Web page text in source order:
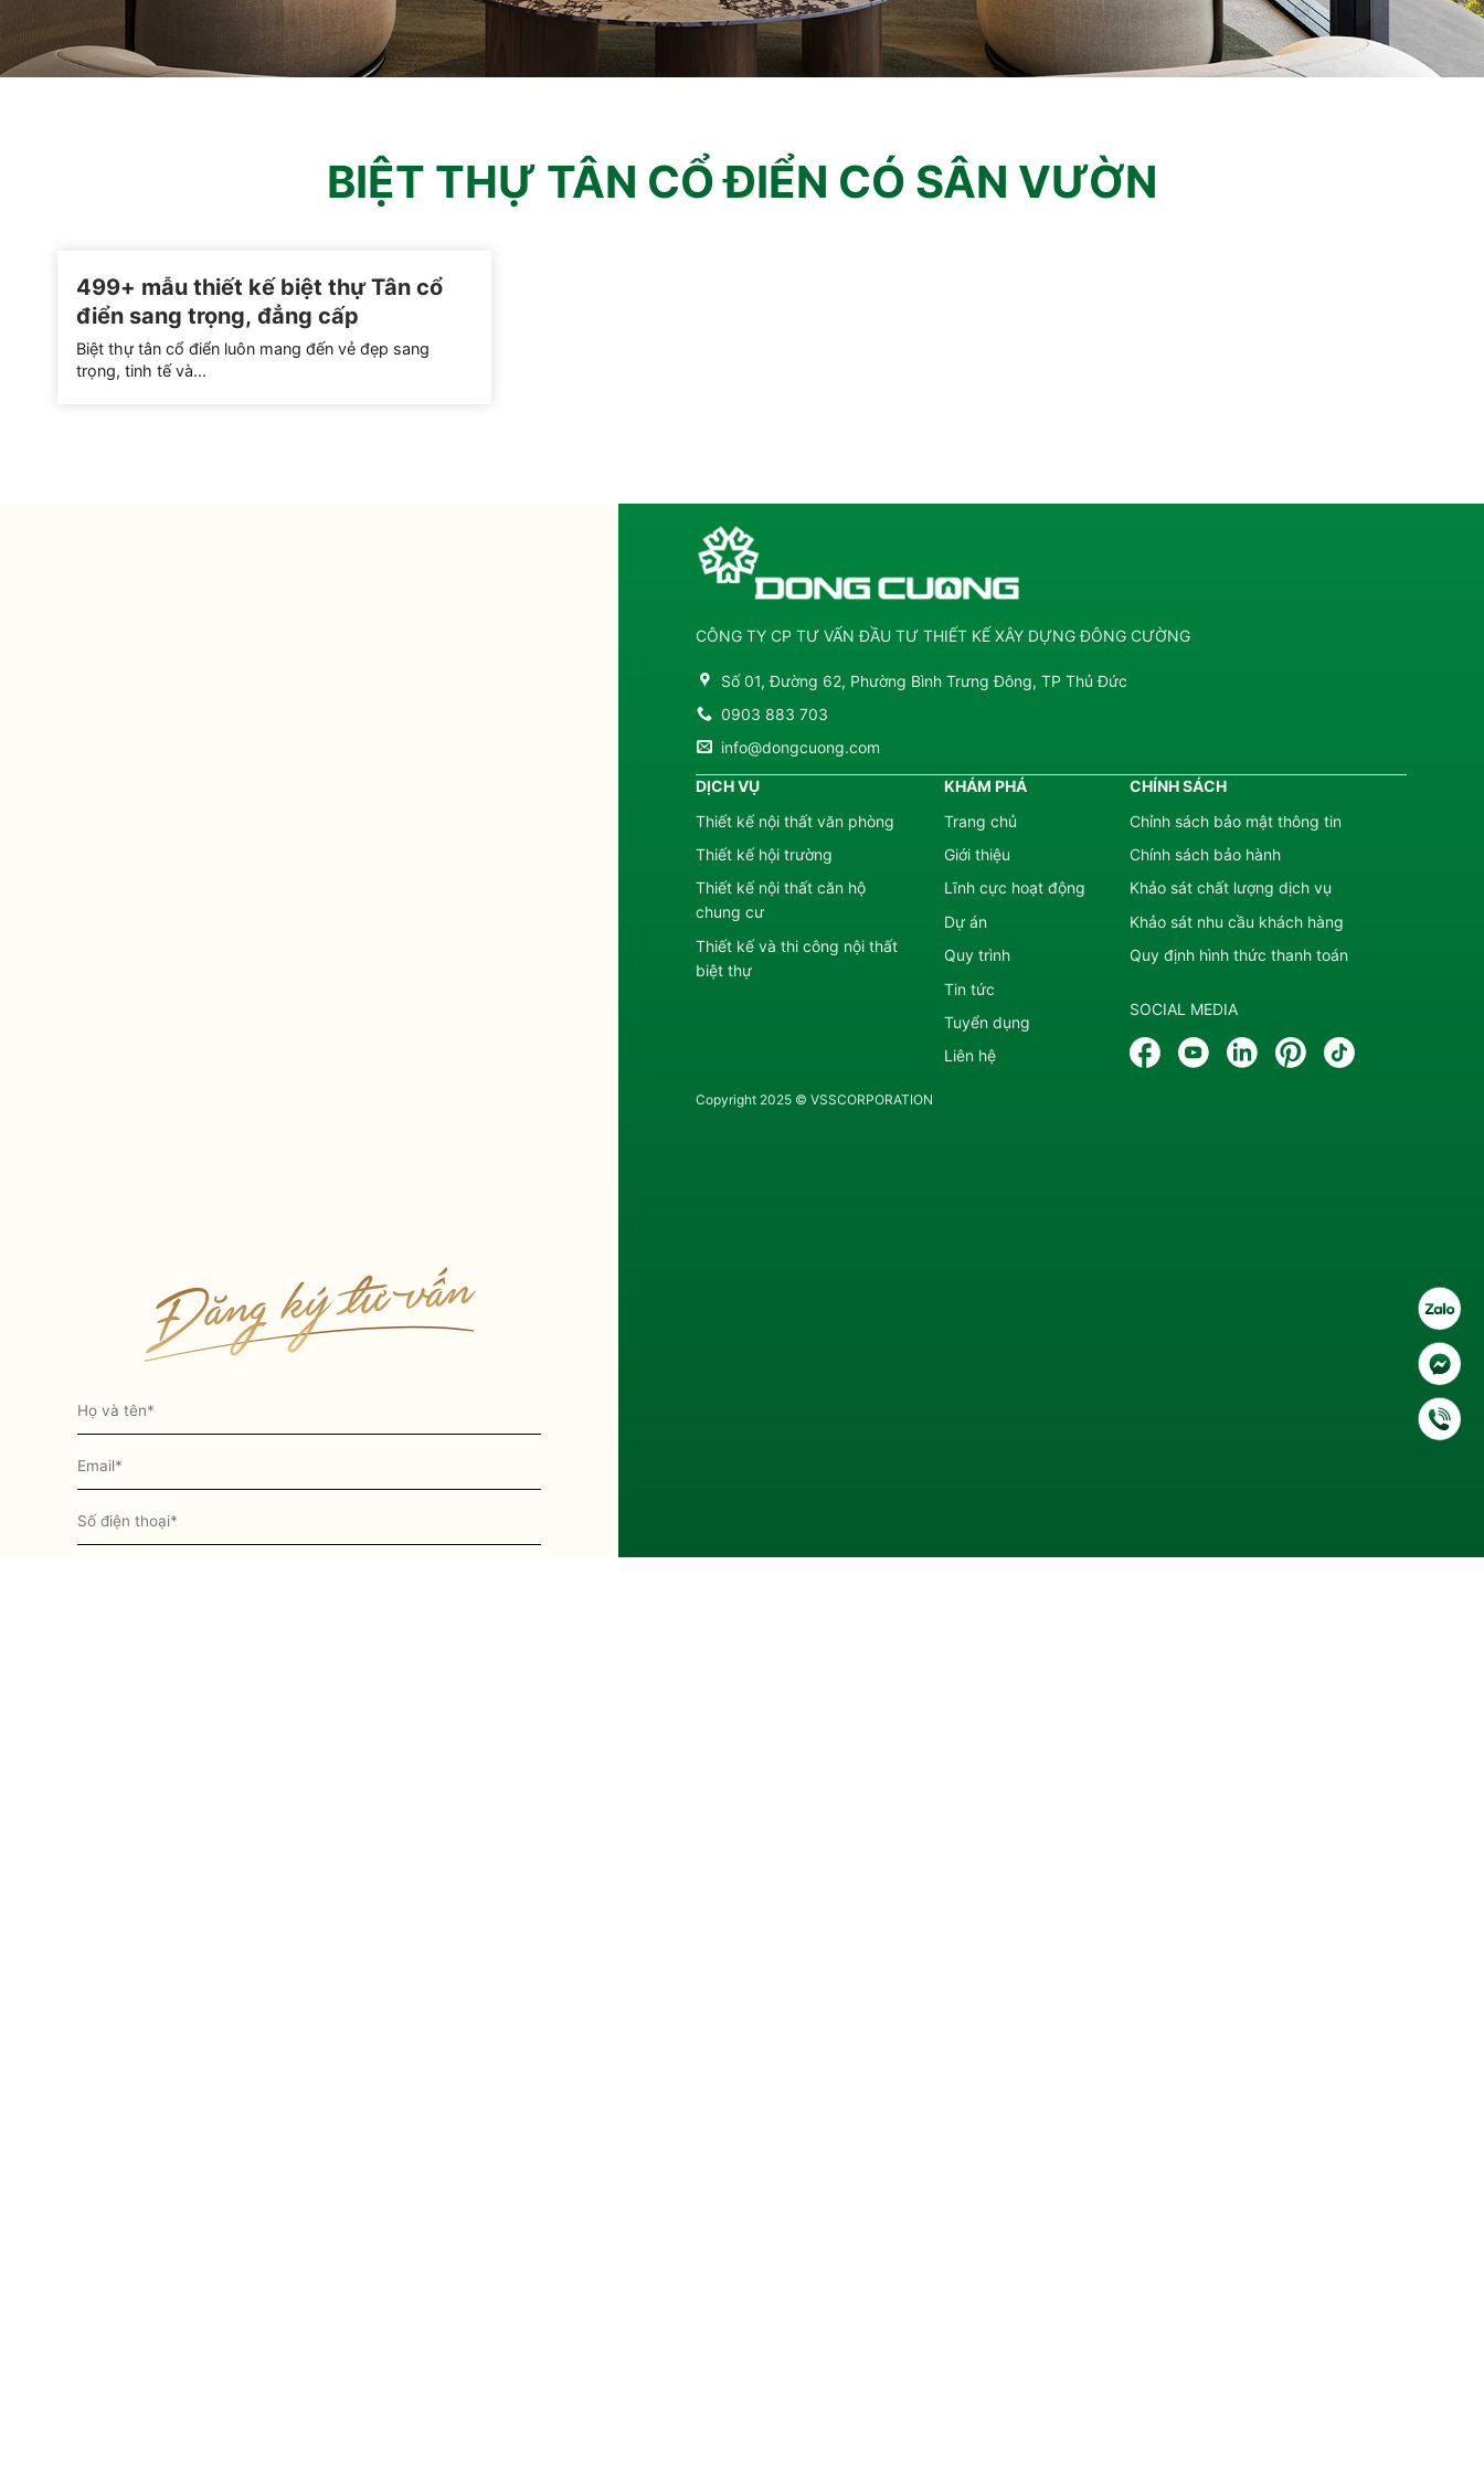
BIỆT THỰ TÂN CỔ ĐIỂN CÓ SÂN VƯỜN
499+ mẫu thiết kế biệt thự Tân cổ
điển sang trọng, đẳng cấp
Biệt thự tân cổ điển luôn mang đến vẻ đẹp sang
trọng, tinh tế và...
CÔNG TY CP TƯ VẤN ĐẦU TƯ THIẾT KẾ XÂY DỰNG ĐÔNG CƯỜNG
Số 01, Đường 62, Phường Bình Trưng Đông, TP Thủ Đức
0903 883 703
info@dongcuong.com
DỊCH VỤ
Thiết kế nội thất văn phòng
Thiết kế hội trường
Thiết kế nội thất căn hộ
chung cư
Thiết kế và thi công nội thất
biệt thự
KHÁM PHÁ
Trang chủ
Giới thiệu
Lĩnh cực hoạt động
Dự án
Quy trình
Tin tức
Tuyển dụng
Liên hệ
CHÍNH SÁCH
Chỉnh sách bảo mật thông tin
Chính sách bảo hành
Khảo sát chất lượng dịch vụ
Khảo sát nhu cầu khách hàng
Quy định hình thức thanh toán
SOCIAL MEDIA
Copyright 2025 © VSSCORPORATION